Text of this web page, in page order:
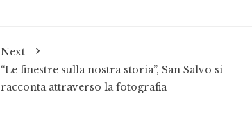
Next
“Le finestre sulla nostra storia”, San Salvo si
racconta attraverso la fotografia